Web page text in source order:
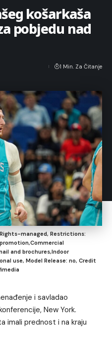
košarkaša
pobjedu nad
1 Min. Za Čitanje
managed, Restrictions:
and brochures,Indoor
use, Model Release: no, Credit
i savladao
New York.
imali prednost i na kraju